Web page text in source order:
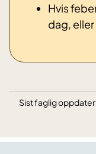
Hvis
dag,
Sist faglig